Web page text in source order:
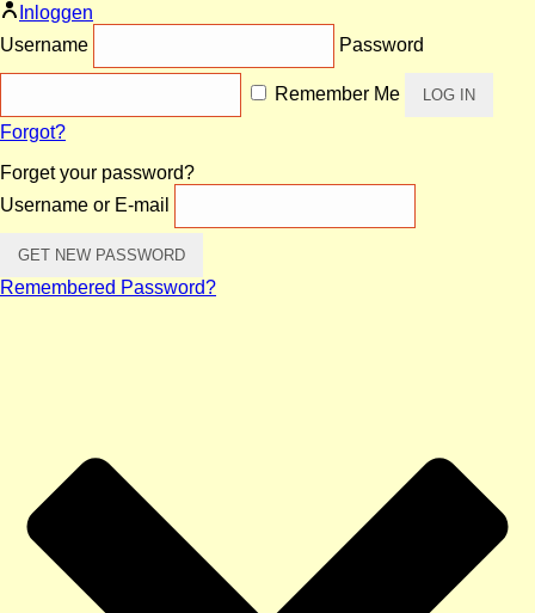
Inloggen
Username
Password
Remember Me
Forgot?
Forget your password?
Username or E-mail
Remembered Password?